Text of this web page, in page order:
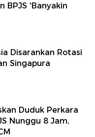
BPJS 'Banyakin
Disarankan Rotasi
Singapura
Duduk Perkara
Nunggu 8 Jam,